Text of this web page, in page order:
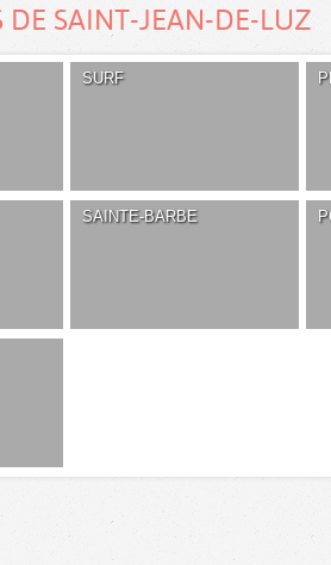
DE SAINT-JEAN-DE-LUZ
SURF
SAINTE-BARBE